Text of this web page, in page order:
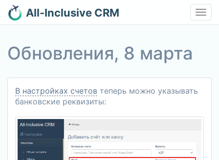
All-Inclusive CRM
Обновления, 8 марта
В настройках счетов теперь можно указывать
банковские реквизиты: